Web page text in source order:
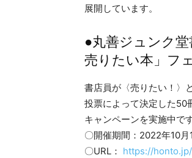
展開しています。
●丸善ジュンク
売りたい本」フ
書店員が〈売りたい！〉
投票によって決定した50
キャンペーンを実施中です
〇開催期間：2022年10月
〇URL： https://